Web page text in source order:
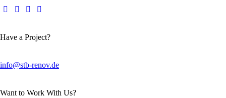
Have a Project?
info@stb-renov.de
Want to Work With Us?